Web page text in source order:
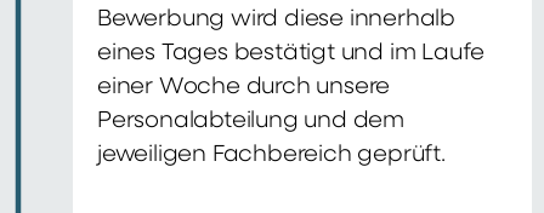
Bewerbung wird diese innerhalb
eines Tages bestätigt und im Laufe
einer Woche durch unsere
Personalabteilung und dem
jeweiligen Fachbereich geprüft.